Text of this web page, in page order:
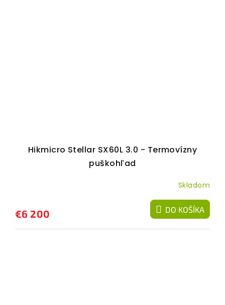
Hikmicro Stellar SX60L 3.0 - Termovízny
puškohľad
Skladom
€6 200 DO KOŠÍKA